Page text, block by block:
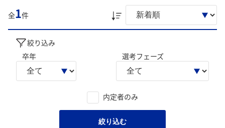
全1件
絞り込み
卒年
選考フェーズ
内定者のみ
絞り込む